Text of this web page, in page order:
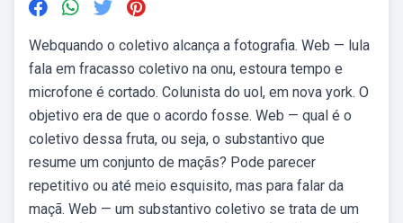
Webquando o coletivo alcança a fotografia. Web — lula
fala em fracasso coletivo na onu, estoura tempo e
microfone é cortado. Colunista do uol, em nova york. O
objetivo era de que o acordo fosse. Web — qual é o
coletivo dessa fruta, ou seja, o substantivo que
resume um conjunto de maçãs? Pode parecer
repetitivo ou até meio esquisito, mas para falar da
maçã. Web — um substantivo coletivo se trata de um